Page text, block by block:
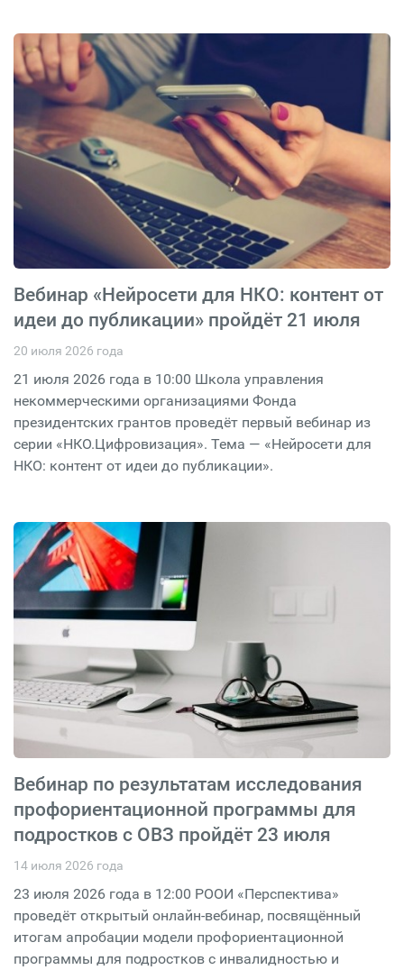
Вебинар «Нейросети для НКО: контент от
идеи до публикации» пройдёт 21 июля
20 июля 2026 года
21 июля 2026 года в 10:00 Школа управления
некоммерческими организациями Фонда
президентских грантов проведёт первый вебинар из
серии «НКО.Цифровизация». Тема — «Нейросети для
НКО: контент от идеи до публикации».
Вебинар по результатам исследования
профориентационной программы для
подростков с ОВЗ пройдёт 23 июля
14 июля 2026 года
23 июля 2026 года в 12:00 РООИ «Перспектива»
проведёт открытый онлайн-вебинар, посвящённый
итогам апробации модели профориентационной
программы для подростков с инвалидностью и